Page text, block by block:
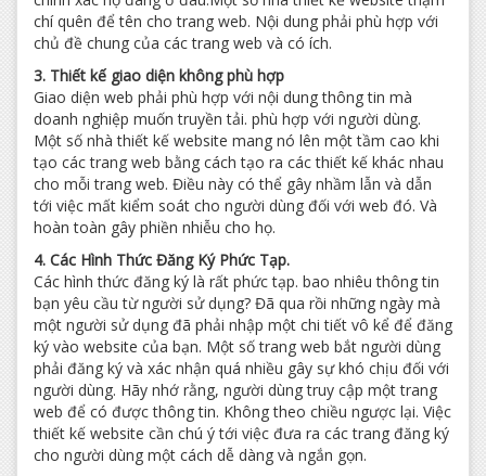
chí quên để tên cho trang web. Nội dung phải phù hợp với
chủ đề chung của các trang web và có ích.
3. Thiết kế giao diện không phù hợp
Giao diện web phải phù hợp với nội dung thông tin mà
doanh nghiệp muốn truyền tải. phù hợp với người dùng.
Một số nhà thiết kế website mang nó lên một tầm cao khi
tạo các trang web bằng cách tạo ra các thiết kế khác nhau
cho mỗi trang web. Điều này có thể gây nhầm lẫn và dẫn
tới việc mất kiểm soát cho người dùng đối với web đó. Và
hoàn toàn gây phiền nhiễu cho họ.
4. Các Hình Thức Đăng Ký Phức Tạp.
Các hình thức đăng ký là rất phức tạp. bao nhiêu thông tin
bạn yêu cầu từ người sử dụng? Đã qua rồi những ngày mà
một người sử dụng đã phải nhập một chi tiết vô kể để đăng
ký vào website của bạn. Một số trang web bắt người dùng
phải đăng ký và xác nhận quá nhiều gây sự khó chịu đối với
người dùng. Hãy nhớ rằng, người dùng truy cập một trang
web để có được thông tin. Không theo chiều ngược lại. Việc
thiết kế website cần chú ý tới việc đưa ra các trang đăng ký
cho người dùng một cách dễ dàng và ngắn gọn.